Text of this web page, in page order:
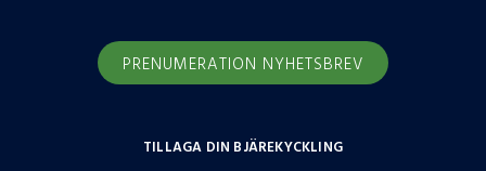
PRENUMERATION NYHETSBREV
TILLAGA DIN BJÄREKYCKLING